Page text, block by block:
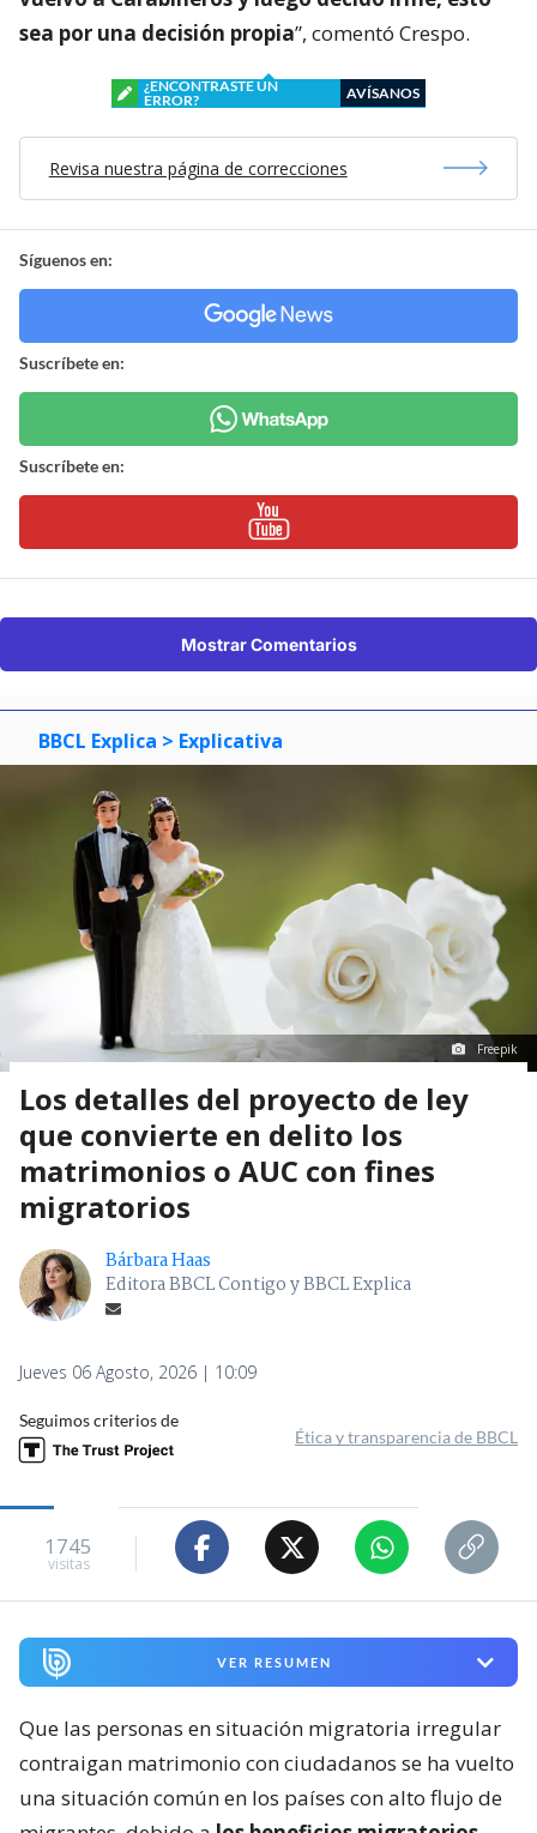
sea por una decisión propia”, comentó Crespo.
¿ENCONTRASTE UN
ERROR?
AVÍSANOS
Revisa nuestra página de correcciones
Síguenos en:
Suscríbete en:
Suscríbete en:
Mostrar Comentarios
BBCL Explica > Explicativa
Freepik
Los detalles del proyecto de ley
que convierte en delito los
matrimonios o AUC con fines
migratorios
Bárbara Haas
Editora BBCL Contigo y BBCL Explica
Jueves 06 Agosto, 2026 | 10:09
Seguimos criterios de
Ética y transparencia de BBCL
1745
visitas
VER RESUMEN
Que las personas en situación migratoria irregular
contraigan matrimonio con ciudadanos se ha vuelto
una situación común en los países con alto flujo de